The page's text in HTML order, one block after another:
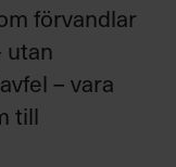
förvandlar
utan
– vara
till